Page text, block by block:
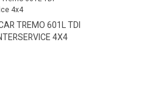
TREMO 601L TDI
4X4